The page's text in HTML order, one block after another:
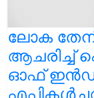
ലോക
ആചരിച്ച്
ഓഫ്